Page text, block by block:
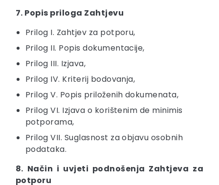
7. Popis priloga Zahtjevu
Prilog I. Zahtjev za potporu,
Prilog II. Popis dokumentacije,
Prilog III. Izjava,
Prilog IV. Kriterij bodovanja,
Prilog V. Popis priloženih dokumenata,
Prilog VI. Izjava o korištenim de minimis
potporama,
Prilog VII. Suglasnost za objavu osobnih
podataka.
8. Način i uvjeti podnošenja Zahtjeva za
potporu